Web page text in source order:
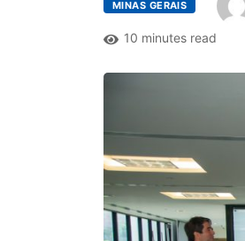
MINAS GERAIS
10 minutes read